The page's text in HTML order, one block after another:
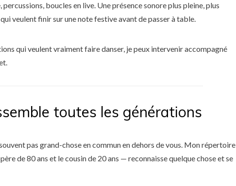
boucles en live. Une présence sonore plus pleine, plus
veulent finir sur une note festive avant de passer à table.
qui veulent vraiment faire danser, je peux intervenir accompagné
toutes les générations
pas grand-chose en commun en dehors de vous. Mon répertoire
de 80 ans et le cousin de 20 ans — reconnaisse quelque chose et se